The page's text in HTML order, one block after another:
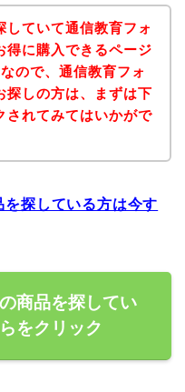
していて通信教育フォ
得に購入できるページ
ので、通信教育フォ
探しの方は、まずは下
されてみてはいかがで
探している方は今す
商品を探してい
をクリック